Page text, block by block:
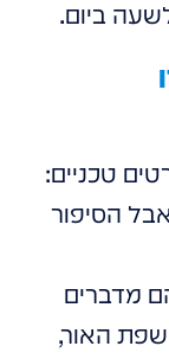
ביום.
טכניים:
הסיפור
מדברים
האור,